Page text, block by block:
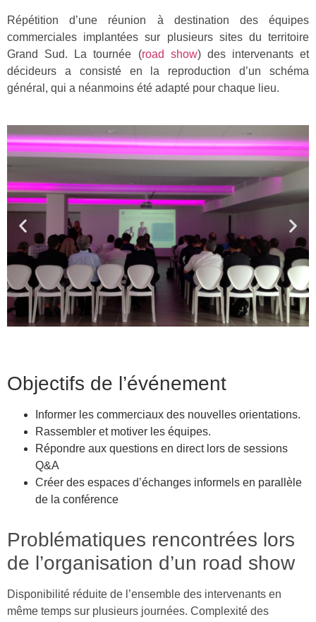
Répétition d’une réunion à destination des équipes
commerciales implantées sur plusieurs sites du territoire
Grand Sud. La tournée (road show) des intervenants et
décideurs a consisté en la reproduction d’un schéma
général, qui a néanmoins été adapté pour chaque lieu.
Objectifs de l’événement
Informer les commerciaux des nouvelles orientations.
Rassembler et motiver les équipes.
Répondre aux questions en direct lors de sessions
Q&A
Créer des espaces d’échanges informels en parallèle
de la conférence
Problématiques rencontrées lors
de l’organisation d’un road show
Disponibilité réduite de l’ensemble des intervenants en
même temps sur plusieurs journées. Complexité des